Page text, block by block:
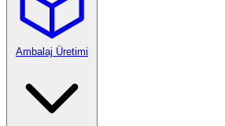
Ambalaj Üretimi